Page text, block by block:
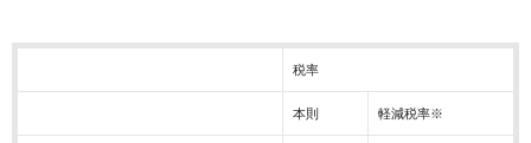
税率
本則 軽減税率※